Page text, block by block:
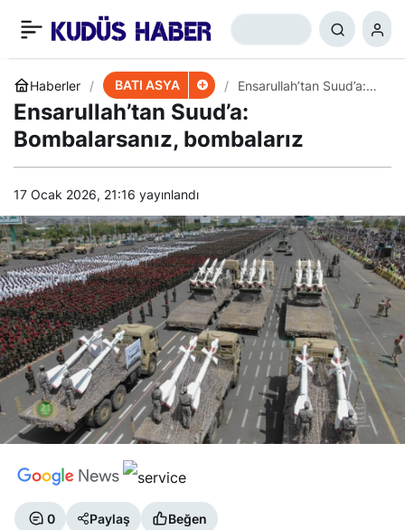
Haberler BATI ASYA
Ensarullah’tan Suud’a:
bombalarız
Ensarullah’tan Suud’a:
Bombalarsanız, bombalarız
17 Ocak 2026, 21:16 yayınlandı
0 Paylaş Beğen
Hizbullah’tan Filistin’e
“Tam Destek” Açıklaması
+ 0 Paylaş